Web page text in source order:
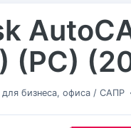
(PC)
бизнеса, офиса/ САПР